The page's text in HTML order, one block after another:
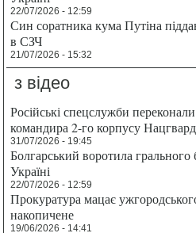
22/07/2026 - 12:59
Син соратника кума Путіна
в СЗЧ
21/07/2026 - 15:32
з відео
Російські спецслужби
командира 2-го корпусу
31/07/2026 - 19:45
Болгарський воротила грального
Україні
22/07/2026 - 12:59
Прокуратура мацає
накопичене
19/06/2026 - 14:41